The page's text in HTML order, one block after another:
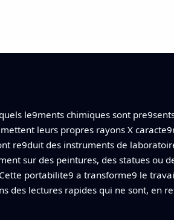
le9ments chimiques sont
leurs propres rayons X
re9duit des instruments de
sur des peintures, des statues ou
portabilite9 a transforme9 le
des lectures rapides qui ne sont, en